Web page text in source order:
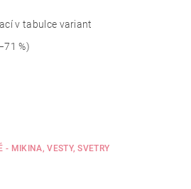
v tabulce variant
%)
- MIKINA, VESTY, SVETRY